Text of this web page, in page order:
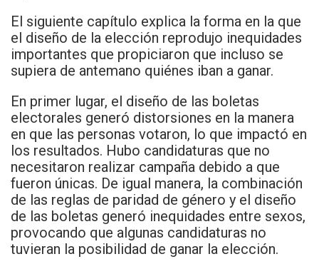
El siguiente capítulo explica la forma en la que
el diseño de la elección reprodujo inequidades
importantes que propiciaron que incluso se
supiera de antemano quiénes iban a ganar.
En primer lugar, el diseño de las boletas
electorales generó distorsiones en la manera
en que las personas votaron, lo que impactó en
los resultados. Hubo candidaturas que no
necesitaron realizar campaña debido a que
fueron únicas. De igual manera, la combinación
de las reglas de paridad de género y el diseño
de las boletas generó inequidades entre sexos,
provocando que algunas candidaturas no
tuvieran la posibilidad de ganar la elección.